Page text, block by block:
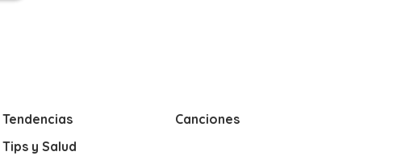
Tendencias
Tips y Salud
Canciones